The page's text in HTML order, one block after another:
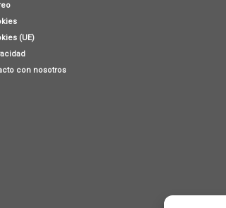
(UE)
con nosotros